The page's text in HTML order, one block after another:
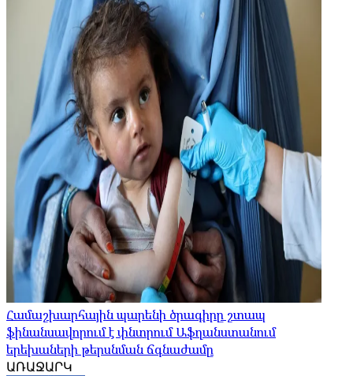
Համաշխարհային պարենի ծրագիրը շտապ
ֆինանսավորում է փնտրում Աֆղանստանում
երեխաների թերսնման ճգնաժամը
ԱՌԱՋԱՐԿ